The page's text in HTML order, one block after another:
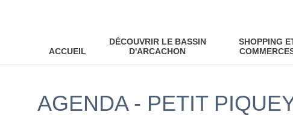
ACCUEIL
DÉCOUVRIR LE BASSIN
D'ARCACHON
SHOPPING
AGENDA - PETIT